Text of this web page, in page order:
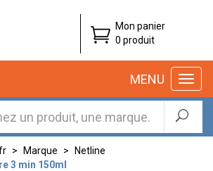
Mon panier
0 produit
MENU
Marque
Netline
3 min 150ml